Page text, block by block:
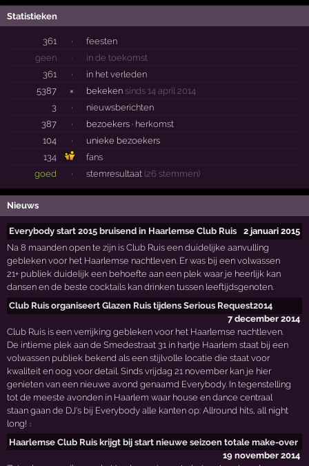
Statistieken
361 ·
feesten
geen
·
in de toekomst
361
·
in het verleden
5387
× bekeken sinds 14 april 2014
3
·
nieuwsberichten
387
· bezoekers · herkomst
104
·
unieke bezoekers
134
fans
goed
· stemresultaat (26 stemmen)
Nieuws
Everybody start 2015 bruisend in Haarlemse Club Ruis
2 januari 2015
Na 8 maanden open te zijn is Club Ruis een duidelijke aanvulling
gebleken voor het Haarlemse nachtleven. Er was bij een volwassen
21+ publiek duidelijk een behoefte aan een plek waar je heerlijk kan
dansen en de beste cocktails kan drinken tussen leeftijdsgenoten.
Club Ruis organiseert Glazen Ruis tijdens Serious Request2014
7 december 2014
Club Ruis is een verrijking gebleken voor het Haarlemse nachtleven.
De intieme plek aan de Smedestraat 31 in hartje Haarlem staat bij een
volwassen publiek bekend als een stijlvolle locatie die staat voor
kwaliteit en oog voor detail. Sinds vrijdag 21 november kan je hier
genieten van een nieuwe avond genaamd Everybody. In tegenstelling
tot de meeste avonden in Haarlem waar house en dance centraal
staan gaan de DJ's bij Everybody alle kanten op: Allround hits, all night
long!1
Haarlemse Club Ruis krijgt bij start nieuwe seizoen totale make-over
19 november 2014